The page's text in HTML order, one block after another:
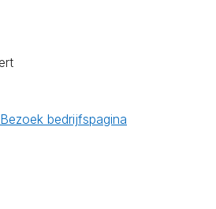
Bezoek bedrijfspagina